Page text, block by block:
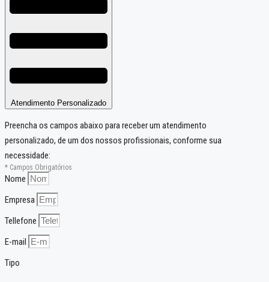
Atendimento Personalizado
Preencha os campos abaixo para receber um atendimento
personalizado, de um dos nossos profissionais, conforme sua
necessidade:
* Campos Obrigatórios
Nome
Empresa
Tellefone
E-mail
Tipo